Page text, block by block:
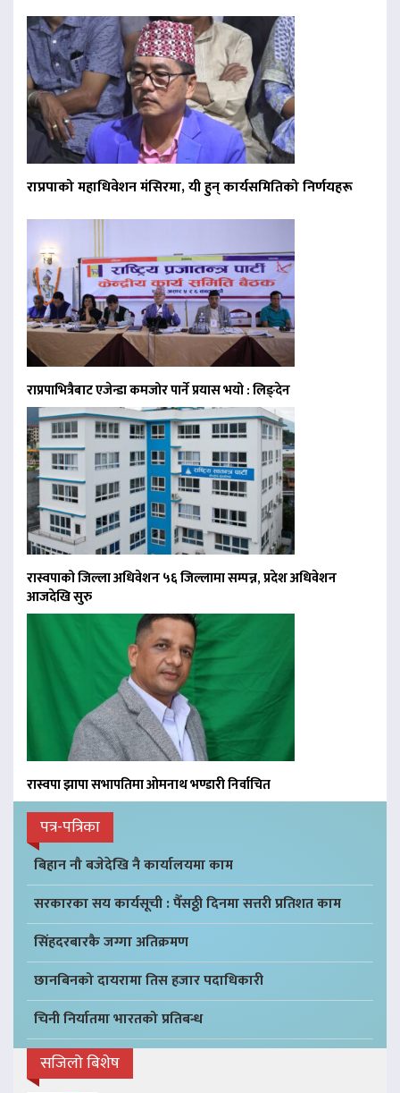
राप्रपाको महाधिवेशन मंसिरमा, यी हुन् कार्यसमितिको निर्णयहरू
राप्रपाभित्रैबाट एजेन्डा कमजोर पार्ने प्रयास भयो : लिङ्देन
रास्वपाको जिल्ला अधिवेशन ५६ जिल्लामा सम्पन्न, प्रदेश अधिवेशन
आजदेखि सुरु
रास्वपा झापा सभापतिमा ओमनाथ भण्डारी निर्वाचित
पत्र-पत्रिका
बिहान नौ बजेदेखि नै कार्यालयमा काम
सरकारका सय कार्यसूची : पैँसठ्ठी दिनमा सत्तरी प्रतिशत काम
सिंहदरबारकै जग्गा अतिक्रमण
छानबिनको दायरामा तिस हजार पदाधिकारी
चिनी निर्यातमा भारतको प्रतिबन्ध
सजिलो बिशेष